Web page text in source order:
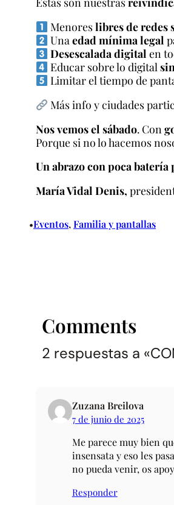
Menores libres de redes
Una edad mínima legal
Desescalada digital en
Educar sobre lo digital
Limitar el tiempo de
Más info y ciudades
Nos vemos el sábado. Con
Porque si no lo hacemos
Un abrazo con poca
María Vidal Denis,
•Eventos, Familia y pantallas
Comments
2 respuestas a
Zuzana Breilova
7 de junio de 2025
Me parece muy bien
insensata y eso les
no pueda venir, os
Responder